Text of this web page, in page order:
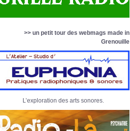
>> un petit tour des webmags made in
Grenouille
L’exploration des arts sonores.